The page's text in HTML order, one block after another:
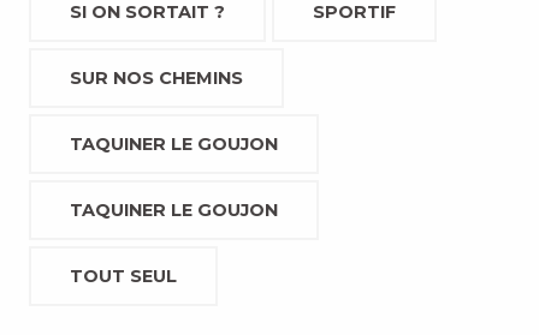
SI ON SORTAIT ? SPORTIF
SUR NOS CHEMINS
TAQUINER LE GOUJON
TAQUINER LE GOUJON
TOUT SEUL